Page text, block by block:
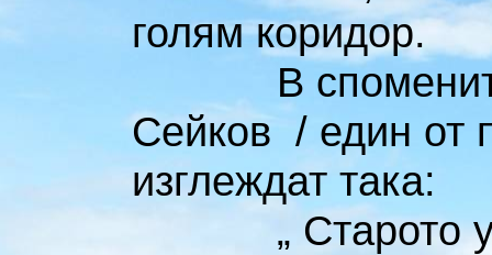
голям коридор.
В спомените
Сейков / един от
изглеждат така:
„ Старото